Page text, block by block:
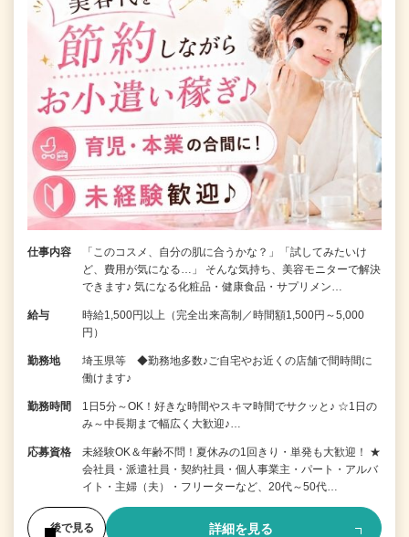
仕事内容
「このコスメ、自分の肌に合うかな？」「試してみたいけ
ど、費用が気になる…」 そんな気持ち、美容モニターで解決
できます♪ 気になる化粧品・健康食品・サプリメン…
給与
時給1,500円以上（完全出来高制／時間額1,500円～5,000
円）
勤務地
埼玉県等 ◆勤務地多数♪ご自宅やお近くの店舗で間時間に
働けます♪
勤務時間
1日5分～OK！好きな時間やスキマ時間でサクッと♪ ☆1日の
み～中長期まで幅広く大歓迎♪…
応募資格
未経験OK＆年齢不問！夏休みの1回きり・単発も大歓迎！ ★
会社員・派遣社員・契約社員・個人事業主・パート・アルバ
イト・主婦（夫）・フリーターなど、20代～50代…
後で見る 詳細を見る